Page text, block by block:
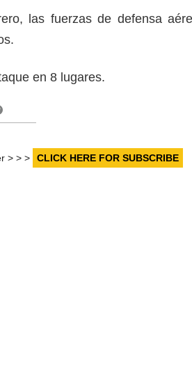
las fuerzas de defensa
en 8 lugares.
> > > CLICK HERE FOR SUBSCRIBE